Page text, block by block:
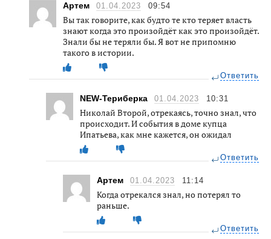
Артем 01.04.2023 09:54
Вы так говорите, как будто те кто теряет власть
знают когда это произойдёт как это произойдёт.
Знали бы не теряли бы. Я вот не припомню
такого в истории.
Ответить
NEW-Териберка 01.04.2023 10:31
Николай Второй, отрекаясь, точно знал, что
происходит. И события в доме купца
Ипатьева, как мне кажется, он ожидал
Ответить
Артем 01.04.2023 11:14
Когда отрекался знал, но потерял то
раньше.
Ответить